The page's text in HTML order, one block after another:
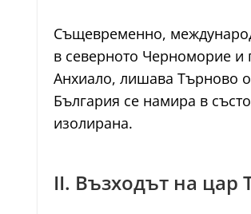
Същевременно,
в северното Черноморие и
Анхиало, лишава Търново
България се намира в
изолирана.
II. Възходът на цар